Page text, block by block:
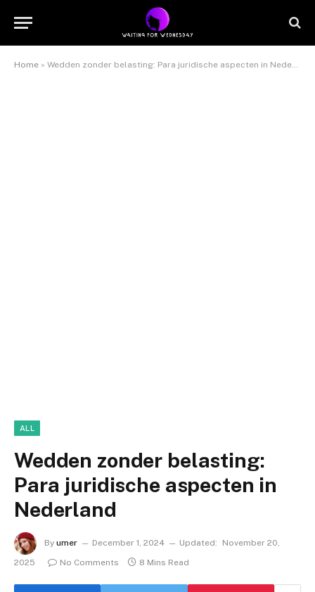
Home » Wedden zonder belasting: Para juridische aspecten in Nederland
ALL
Wedden zonder belasting:
Para juridische aspecten in
Nederland
By umer December 1, 2024 Updated:
November 20,
2025
No Comments 8 Mins Read